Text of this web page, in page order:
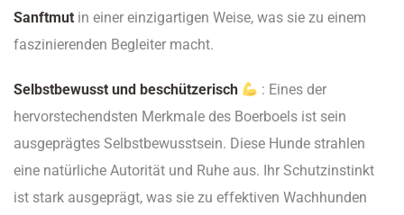
Sanftmut in einer einzigartigen Weise, was sie zu einem
faszinierenden Begleiter macht.
Selbstbewusst und beschützerisch
: Eines der
hervorstechendsten Merkmale des Boerboels ist sein
ausgeprägtes Selbstbewusstsein. Diese Hunde strahlen
eine natürliche Autorität und Ruhe aus. Ihr Schutzinstinkt
ist stark ausgeprägt, was sie zu effektiven Wachhunden